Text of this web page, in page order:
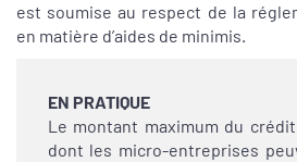
est soumise au respect de la
en matière d’aides de minimis.
EN PRATIQUE
Le montant maximum du
dont les micro-entreprises